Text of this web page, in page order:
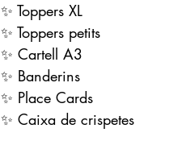
✨ Toppers XL
✨ Toppers petits
✨ Cartell A3
✨ Banderins
✨ Place Cards
✨ Caixa de crispetes